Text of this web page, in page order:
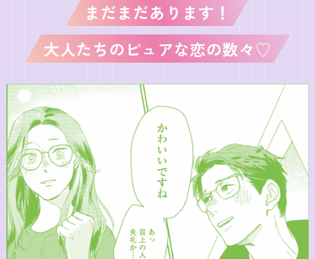
まだまだあります！
大人たちのピュアな恋の数々♡